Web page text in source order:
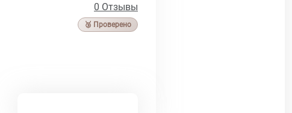
0 Отзывы
🥉 Проверено